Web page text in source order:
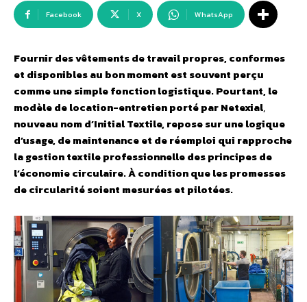
Facebook X WhatsApp
Fournir des vêtements de travail propres, conformes
et disponibles au bon moment est souvent perçu
comme une simple fonction logistique. Pourtant, le
modèle de location-entretien porté par Netexial,
nouveau nom d’Initial Textile, repose sur une logique
d’usage, de maintenance et de réemploi qui rapproche
la gestion textile professionnelle des principes de
l’économie circulaire. À condition que les promesses
de circularité soient mesurées et pilotées.